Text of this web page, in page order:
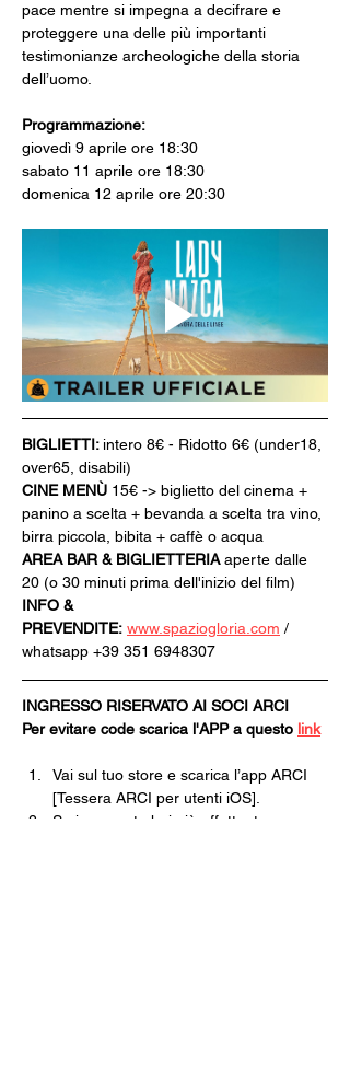
pace mentre si impegna a decifrare e
proteggere una delle più importanti
testimonianze archeologiche della storia
dell’uomo.
Programmazione:
giovedì 9 aprile ore 18:30
sabato 11 aprile ore 18:30
domenica 12 aprile ore 20:30
BIGLIETTI: intero 8€ - Ridotto 6€ (under18,
over65, disabili)
CINE MENÙ 15€ -> biglietto del cinema +
panino a scelta + bevanda a scelta tra vino,
birra piccola, bibita + caffè o acqua
AREA BAR & BIGLIETTERIA aperte dalle
20 (o 30 minuti prima dell'inizio del film)
INFO &
PREVENDITE: www.spaziogloria.com /
whatsapp +39 351 6948307
INGRESSO RISERVATO AI SOCI ARCI
Per evitare code scarica l'APP a questo link
Vai sul tuo store e scarica l’app ARCI
[Tessera ARCI per utenti iOS].
Se in passato hai già effettuato